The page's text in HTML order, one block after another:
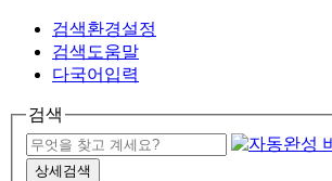
검색환경설정
검색도움말
다국어입력
검색
상세검색